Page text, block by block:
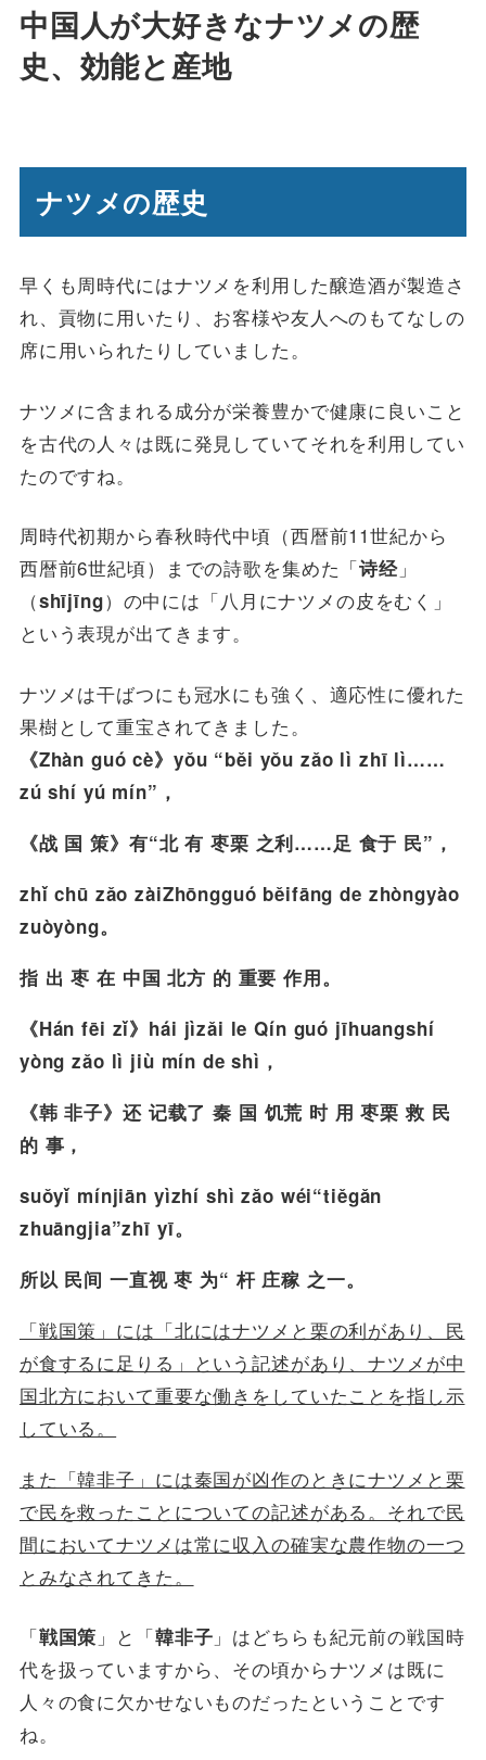
中国人が大好きなナツメの歴
史、効能と産地
ナツメの歴史
早くも周時代にはナツメを利用した醸造酒が製造さ
れ、貢物に用いたり、お客様や友人へのもてなしの
席に用いられたりしていました。
ナツメに含まれる成分が栄養豊かで健康に良いこと
を古代の人々は既に発見していてそれを利用してい
たのですね。
周時代初期から春秋時代中頃（西暦前11世紀から
西暦前6世紀頃）までの詩歌を集めた「诗经」
（shījīng）の中には「八月にナツメの皮をむく」
という表現が出てきます。
ナツメは干ばつにも冠水にも強く、適応性に優れた
果樹として重宝されてきました。
《Zhàn guó cè》yǒu “běi yǒu zǎo lì zhī lì……
zú shí yú mín”，
《战 国 策》有“北 有 枣栗 之利……足 食于 民”，
zhǐ chū zǎo zàiZhōngguó běifāng de zhòngyào
zuòyòng。
指 出 枣 在 中国 北方 的 重要 作用。
《Hán fēi zǐ》hái jìzǎi le Qín guó jīhuangshí
yòng zǎo lì jiù mín de shì，
《韩 非子》还 记载了 秦 国 饥荒 时 用 枣栗 救 民
的 事，
suǒyǐ mínjiān yìzhí shì zǎo wéi“tiěgǎn
zhuāngjia”zhī yī。
所以 民间 一直视 枣 为“ 杆 庄稼 之一。
「戦国策」には「北にはナツメと栗の利があり、民
が食するに足りる」という記述があり、ナツメが中
国北方において重要な働きをしていたことを指し示
している。
また「韓非子」には秦国が凶作のときにナツメと栗
で民を救ったことについての記述がある。それで民
間においてナツメは常に収入の確実な農作物の一つ
とみなされてきた。
「戦国策 」と「韓非子 」はどちらも紀元前の戦国時
代を扱っていますから、その頃からナツメは既に
人々の食に欠かせないものだったということです
ね。